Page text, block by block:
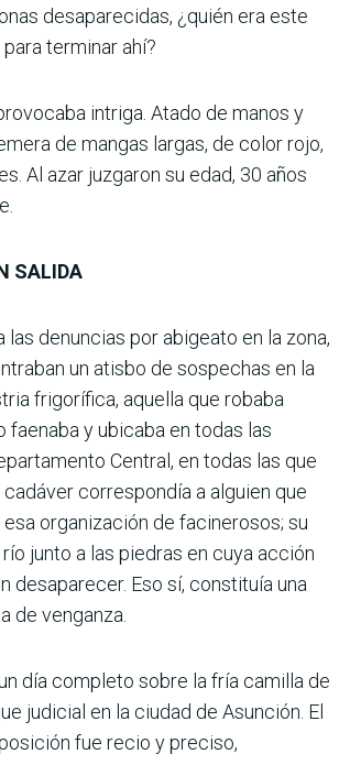
desaparecidas, ¿quién era este
terminar ahí?
intriga. Atado de manos y
de mangas largas, de color rojo,
Al azar juzgaron su edad, 30 años
SALIDA
denuncias por abigeato en la zona,
un atisbo de sospechas en la
frigorífica, aquella que robaba
faenaba y ubicaba en todas las
Central, en todas las que
cadáver correspondía a alguien que
organización de facinerosos; su
junto a las piedras en cuya acción
desaparecer. Eso sí, constituía una
de venganza.
día completo sobre la fría camilla de
judicial en la ciudad de Asunción. El
fue recio y preciso,